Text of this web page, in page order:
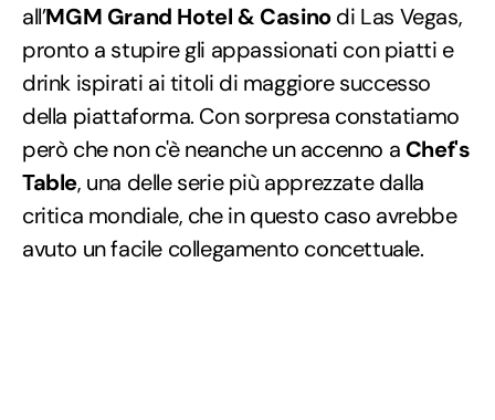
all’MGM Grand Hotel & Casinodi Las Vegas,
pronto a stupire gli appassionati con piatti e
drink ispirati ai titoli di maggiore successo
della piattaforma. Con sorpresa constatiamo
però che non c'è neanche un accenno a Chef's
Table, una delle serie più apprezzate dalla
critica mondiale, che in questo caso avrebbe
avuto un facile collegamento concettuale.